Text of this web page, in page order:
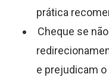
prática
Cheque se
e prejudicam